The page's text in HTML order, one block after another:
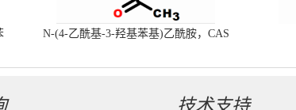
N-(4-乙酰基-3-羟基苯基)乙酰胺，CAS
技术支持